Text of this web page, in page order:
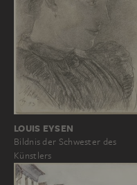
LOUIS EYSEN
Bildnis der Schwester des
Künstlers